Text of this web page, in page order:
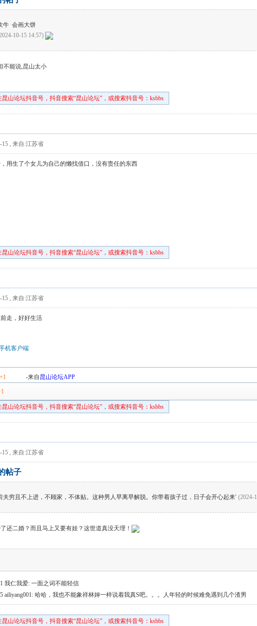
牛 会画大饼
10-15 14:57)
不能说,昆山太小
山论坛抖音号，抖音搜索“昆山论坛”，或搜索抖音号：ksbbs
15 , 来自:江苏省
用生了个女儿为自己的懒找借口，没有责任的东西
山论坛抖音号，抖音搜索“昆山论坛”，或搜索抖音号：ksbbs
15 , 来自:江苏省
走，好好生活
机客户端
+1 -来自 昆山论坛APP
山论坛抖音号，抖音搜索“昆山论坛”，或搜索抖音号：ksbbs
15 , 来自:江苏省
帖子
夫穷且不上进，不顾家，不体贴。这种男人早离早解脱。你带着孩子过，日子会开心起来′ (2024-
还二婚？而且马上又要有娃？这世道真没天理！
我仁我爱: 一面之词不能轻信
ailiyang001: 哈哈，我也不能象祥林婶一样说着我真S吧。。。人年轻的时候难免遇到几个渣男
山论坛抖音号，抖音搜索“昆山论坛”，或搜索抖音号：ksbbs